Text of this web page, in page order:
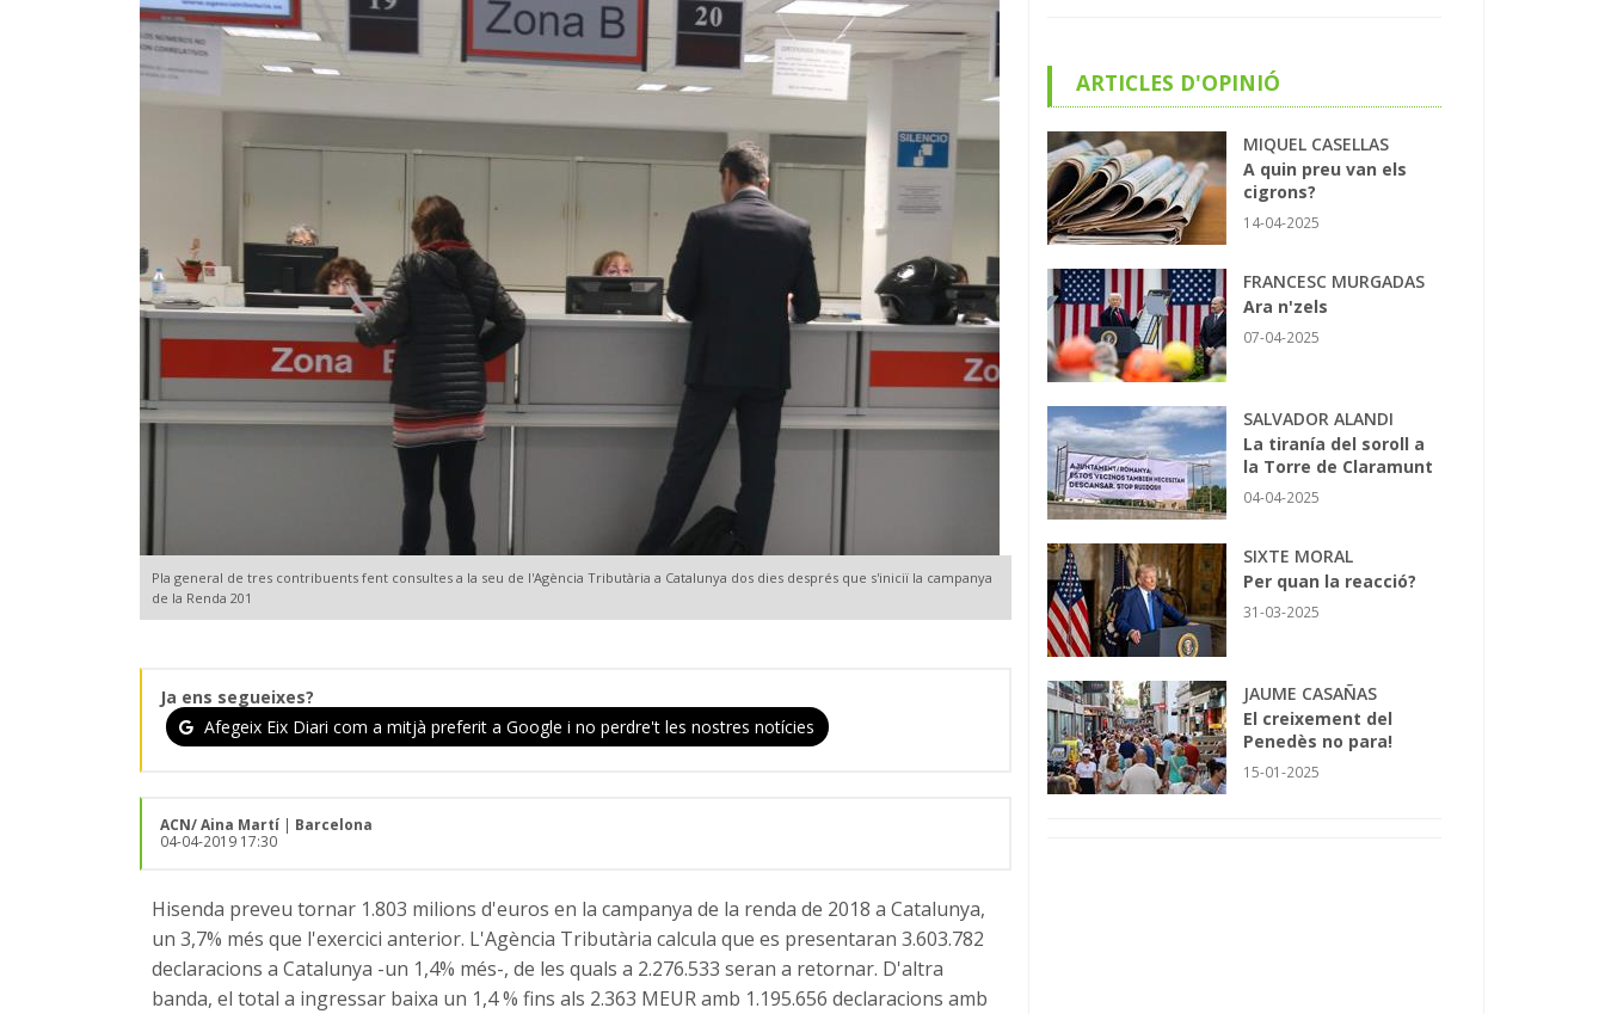
Pla general de tres contribuents fent consultes a la seu de l'Agència Tributària a Catalunya dos dies després que s'iniciï la campanya
de la Renda 201
Ja ens segueixes?
Afegeix Eix Diari com a mitjà preferit a Google i no perdre't les nostres notícies
ACN/ Aina Martí | Barcelona
04-04-2019 17:30
Hisenda preveu tornar 1.803 milions d'euros en la campanya de la renda de 2018 a Catalunya,
un 3,7% més que l'exercici anterior. L'Agència Tributària calcula que es presentaran 3.603.782
declaracions a Catalunya -un 1,4% més-, de les quals a 2.276.533 seran a retornar. D'altra
banda, el total a ingressar baixa un 1,4 % fins als 2.363 MEUR amb 1.195.656 declaracions amb
ARTICLES D'OPINIÓ
MIQUEL CASELLAS
A quin preu van els
cigrons?
14-04-2025
FRANCESC MURGADAS
Ara n'zels
07-04-2025
SALVADOR ALANDI
La tiranía del soroll a
la Torre de Claramunt
04-04-2025
SIXTE MORAL
Per quan la reacció?
31-03-2025
JAUME CASAÑAS
El creixement del
Penedès no para!
15-01-2025